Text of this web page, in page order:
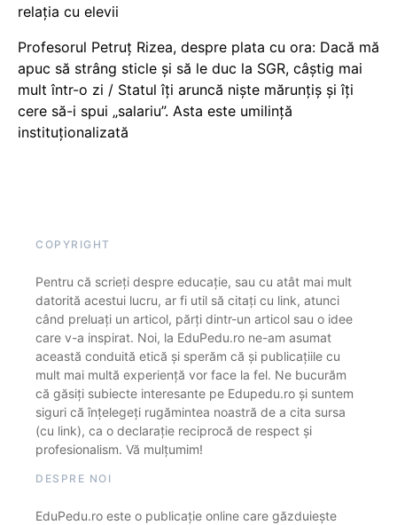
relația cu elevii
Profesorul Petruț Rizea, despre plata cu ora: Dacă mă
apuc să strâng sticle și să le duc la SGR, câștig mai
mult într-o zi / Statul îți aruncă niște mărunțiș și îți
cere să-i spui „salariu”. Asta este umilință
instituționalizată
COPYRIGHT
Pentru că scrieți despre educație, sau cu atât mai mult
datorită acestui lucru, ar fi util să citați cu link, atunci
când preluați un articol, părți dintr-un articol sau o idee
care v-a inspirat. Noi, la EduPedu.ro ne-am asumat
această conduită etică și sperăm că și publicațiile cu
mult mai multă experiență vor face la fel. Ne bucurăm
că găsiți subiecte interesante pe Edupedu.ro și suntem
siguri că înțelegeți rugămintea noastră de a cita sursa
(cu link), ca o declarație reciprocă de respect și
profesionalism. Vă mulțumim!
DESPRE NOI
EduPedu.ro este o publicație online care găzduiește